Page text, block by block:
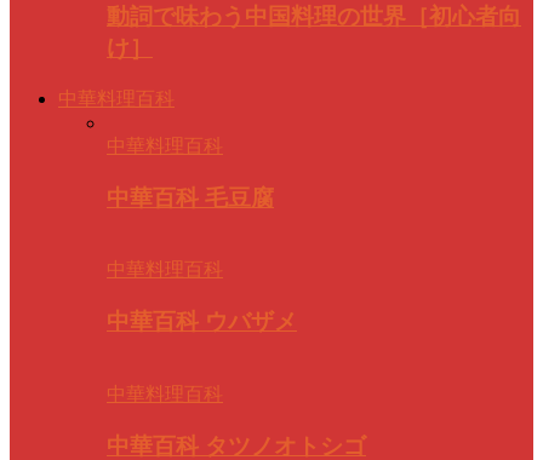
動詞で味わう中国料理の世界［初心者向
け］
中華料理百科
中華料理百科
中華百科 毛豆腐
中華料理百科
中華百科 ウバザメ
中華料理百科
中華百科 タツノオトシゴ